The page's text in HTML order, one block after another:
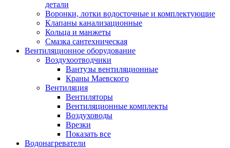
детали
Воронки, лотки водосточные и комплектующие
Клапаны канализационные
Кольца и манжеты
Смазка сантехническая
Вентиляционное оборудование
Воздухоотводчики
Вантузы вентиляционные
Краны Маевского
Вентиляция
Вентиляторы
Вентиляционные комплекты
Воздуховоды
Врезки
Показать все
Водонагреватели